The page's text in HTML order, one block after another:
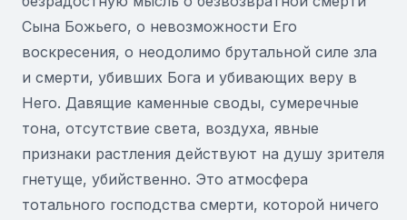
Сына Божьего, о невозможности Его
воскресения, о неодолимо брутальной силе зла
и смерти, убивших Бога и убивающих веру в
Него. Давящие каменные своды, сумеречные
тона, отсутствие света, воздуха, явные
признаки растления действуют на душу зрителя
гнетуще, убийственно. Это атмосфера
тотального господства смерти, которой ничего